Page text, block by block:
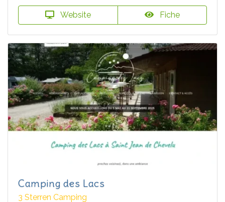
Website Fiche
Camping des Lacs
3 Sterren Camping